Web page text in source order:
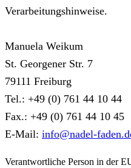
Verarbeitungshinweise.
Manuela Weikum
St. Georgener Str. 7
79111 Freiburg
Tel.: +49 (0) 761 44 10 44
Fax.: +49 (0) 761 44 10 45
E-Mail: info@nadel-
Verantwortliche Person in der